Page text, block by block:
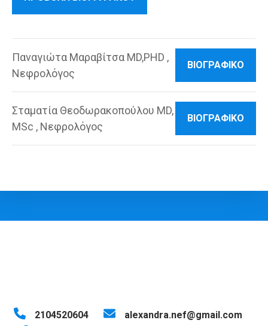
Παναγιώτα Μαραβίτσα MD,PHD ,
Νεφρολόγος
ΒΙΟΓΡΑΦΙΚΟ
Σταματία Θεοδωρακοπούλου MD,
MSc , Νεφρολόγος
ΒΙΟΓΡΑΦΙΚΟ
2104520604
alexandra.nef@gmail.com